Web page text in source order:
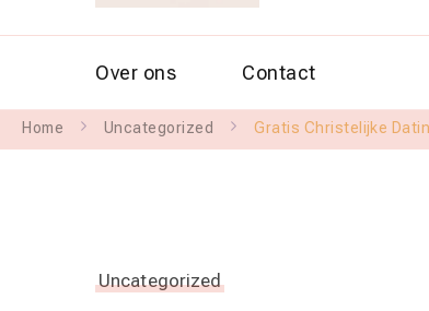
Over ons Contact
Home Uncategorized Gratis Christelijke
Uncategorized